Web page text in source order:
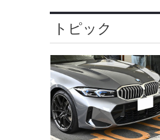
トピック